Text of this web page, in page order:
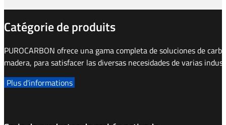
Catégorie de produits
PUROCARBON ofrece una gama completa de soluciones de
madera, para satisfacer las diversas necesidades de varias
Plus d'informations